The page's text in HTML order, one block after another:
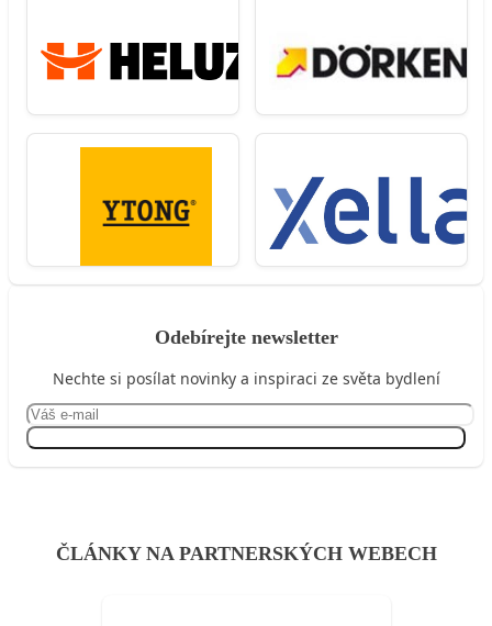
Odebírejte newsletter
Nechte si posílat novinky a inspiraci ze světa bydlení
ČLÁNKY NA PARTNERSKÝCH WEBECH